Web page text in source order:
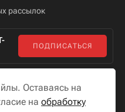
рассылок
ПОДПИСАТЬСЯ
Оставаясь на
на обработку